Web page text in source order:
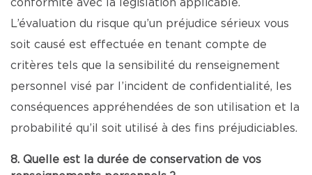
conformité avec la législation applicable.
L’évaluation du risque qu’un préjudice sérieux vous
soit causé est effectuée en tenant compte de
critères tels que la sensibilité du renseignement
personnel visé par l’incident de confidentialité, les
conséquences appréhendées de son utilisation et la
probabilité qu’il soit utilisé à des fins préjudiciables.
8. Quelle est la durée de conservation de vos